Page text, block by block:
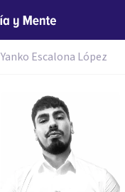
Yanko Escalona López